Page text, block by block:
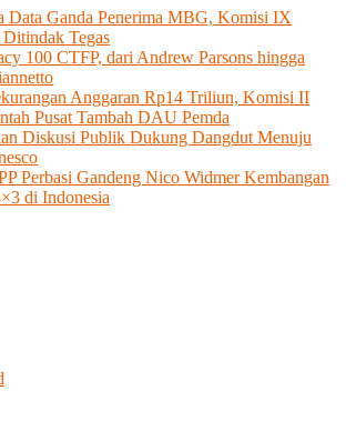
Data Ganda Penerima MBG, Komisi IX
Tegas
100 CTFP, dari Andrew Parsons hingga
Anggaran Rp14 Triliun, Komisi II
Pusat Tambah DAU Pemda
Diskusi Publik Dukung Dangdut Menuju
Perbasi Gandeng Nico Widmer Kembangan
di Indonesia